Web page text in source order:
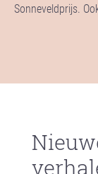
Sonneveldprijs.